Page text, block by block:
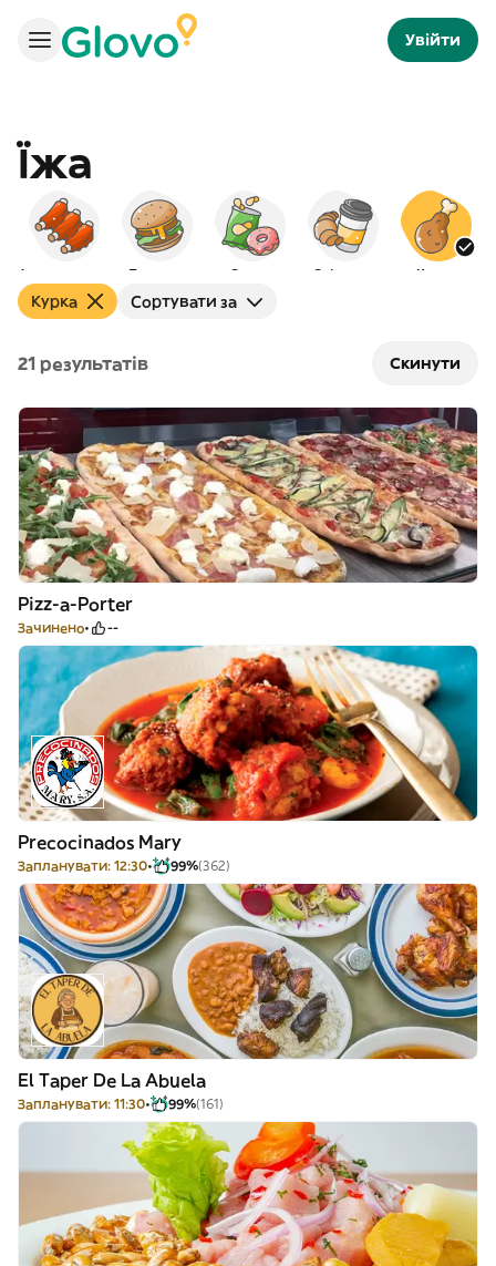
Увійти
Їжа
Бургери Снеки Сніданок Курка
Курка Сортувати за
21 результатів Скинути
Pizz-a-Porter
Зачинено --
Precocinados Mary
Запланувати: 12:30 99%(362)
El Taper De La Abuela
Запланувати: 11:30 99%(161)